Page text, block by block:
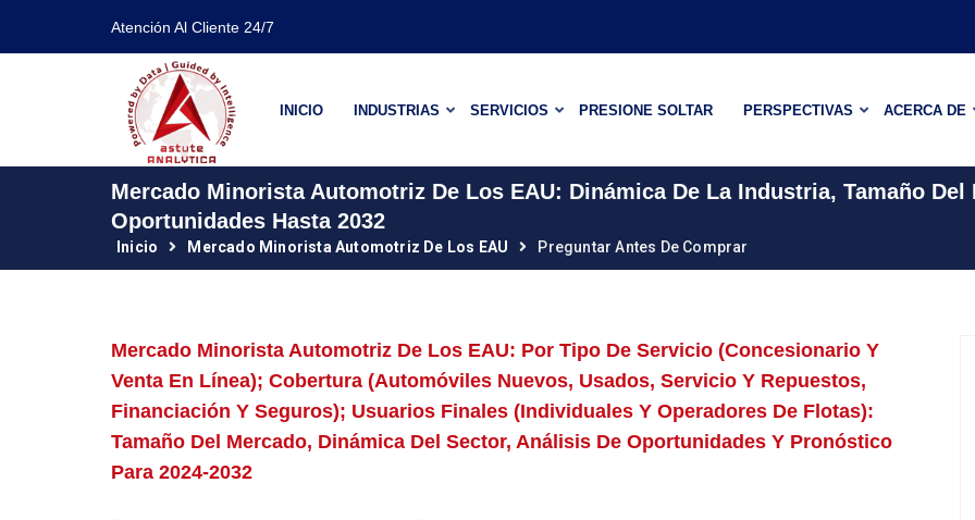
Atención Al Cliente 24/7
INICIO INDUSTRIAS SERVICIOS PRESIONE SOLTAR PERSPECTIVAS ACERCA DE
Mercado Minorista Automotriz De Los EAU: Dinámica De La Industria, Tamaño
Oportunidades Hasta 2032
Inicio Mercado Minorista Automotriz De Los EAU Preguntar Antes De Comprar
Mercado Minorista Automotriz De Los EAU: Por Tipo De Servicio (concesionario Y
Venta En Línea); Cobertura (automóviles Nuevos, Usados, Servicio Y Repuestos,
Financiación Y Seguros); Usuarios Finales (individuales Y Operadores De Flotas):
Tamaño Del Mercado, Dinámica Del Sector, Análisis De Oportunidades Y Pronóstico
Para 2024-2032